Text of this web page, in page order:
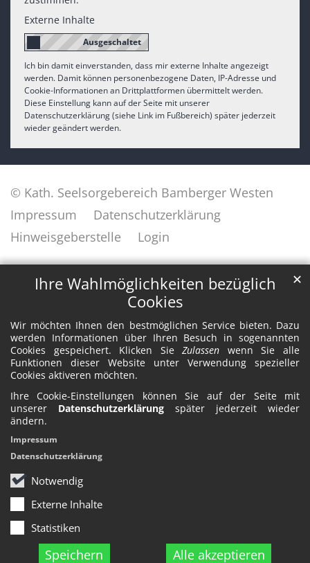
Ihre Wahlmöglichkeiten bezüglich
Cookies
Wir möchten Ihnen den bestmöglichen Service bieten. Dazu
werden Informationen über Ihren Besuch in sogenannten
Cookies gespeichert. Klicken SieZulassen wenn Sie alle
Funktionen dieser Website unter Verwendung spezieller
Cookies aktiveren möchten.
Ihre Cookie-Einstellungen können Sie auf der Seite mit
unserer Datenschutzerklärung später jederzeit wieder
ändern.
Notwendig
Externe Inhalte
Statistiken
Speichern Alle akzeptieren
✕
Impressum
Datenschutzerklärung
Externe Inhalte
Ich bin damit einverstanden, dass mir externe Inhalte angezeigt
werden. Damit können personenbezogene Daten, IP-Adresse und
Cookie-Informationen an Drittplattformen übermittelt werden.
Diese Einstellung kann auf der Seite mit unserer
Datenschutzerklärung (siehe Link im Fußbereich) später jederzeit
wieder geändert werden.
© Kath. Seelsorgebereich Bamberger Westen
Impressum
Datenschutzerklärung
Hinweisgeberstelle
Login